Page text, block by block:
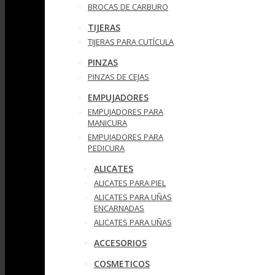
BROCAS DE CARBURO
TIJERAS
TIJERAS PARA CUTÍCULA
PINZAS
PINZAS DE CEJAS
EMPUJADORES
EMPUJADORES PARA
MANICURA
EMPUJADORES PARA
PEDICURA
ALICATES
ALICATES PARA PIEL
ALICATES PARA UÑAS
ENCARNADAS
ALICATES PARA UÑAS
ACCESORIOS
COSMETICOS